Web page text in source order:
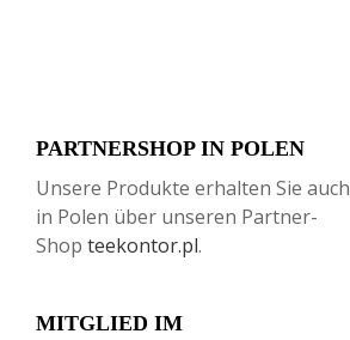
PARTNERSHOP IN POLEN
Unsere Produkte erhalten Sie auch
in Polen über unseren Partner-
Shop teekontor.pl.
MITGLIED IM